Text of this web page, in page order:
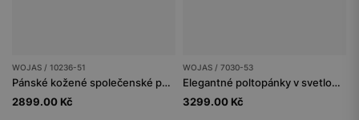
WOJAS / 10236-51
Pánské kožené společenské polobotky
2899.00 Kč
WOJAS / 7030-53
Elegantné poltopánky v svetlohnedej farbe
3299.00 Kč